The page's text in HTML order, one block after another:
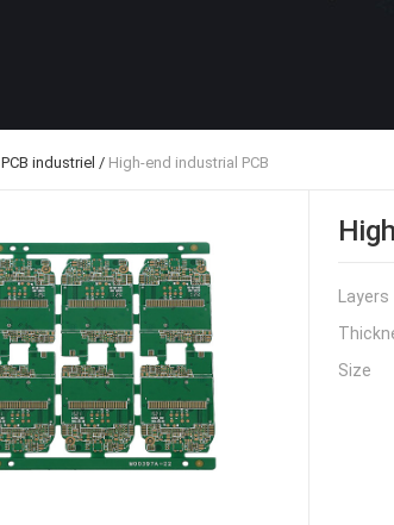
PCB industriel / High-end industrial PCB
Layers
Size